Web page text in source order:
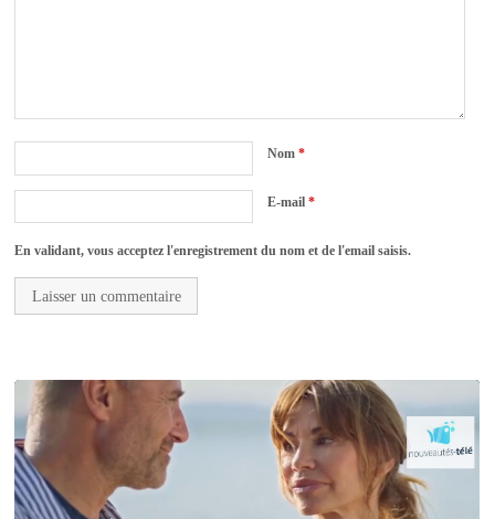
Nom*
E-mail*
En validant, vous acceptez l'enregistrement du nom et de l'email saisis.